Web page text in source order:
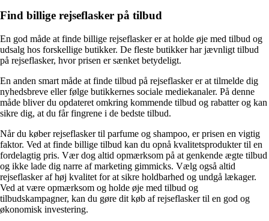
Find billige rejseflasker på tilbud
En god måde at finde billige rejseflasker er at holde øje med tilbud og
udsalg hos forskellige butikker. De fleste butikker har jævnligt tilbud
på rejseflasker, hvor prisen er sænket betydeligt.
En anden smart måde at finde tilbud på rejseflasker er at tilmelde dig
nyhedsbreve eller følge butikkernes sociale mediekanaler. På denne
måde bliver du opdateret omkring kommende tilbud og rabatter og kan
sikre dig, at du får fingrene i de bedste tilbud.
Når du køber rejseflasker til parfume og shampoo, er prisen en vigtig
faktor. Ved at finde billige tilbud kan du opnå kvalitetsprodukter til en
fordelagtig pris. Vær dog altid opmærksom på at genkende ægte tilbud
og ikke lade dig narre af marketing gimmicks. Vælg også altid
rejseflasker af høj kvalitet for at sikre holdbarhed og undgå lækager.
Ved at være opmærksom og holde øje med tilbud og
tilbudskampagner, kan du gøre dit køb af rejseflasker til en god og
økonomisk investering.